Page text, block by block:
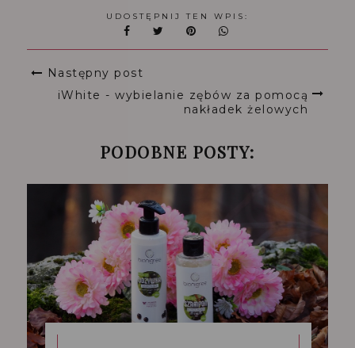
UDOSTĘPNIJ TEN WPIS:
Następny post
iWhite - wybielanie zębów za pomocą
nakładek żelowych
PODOBNE POSTY: